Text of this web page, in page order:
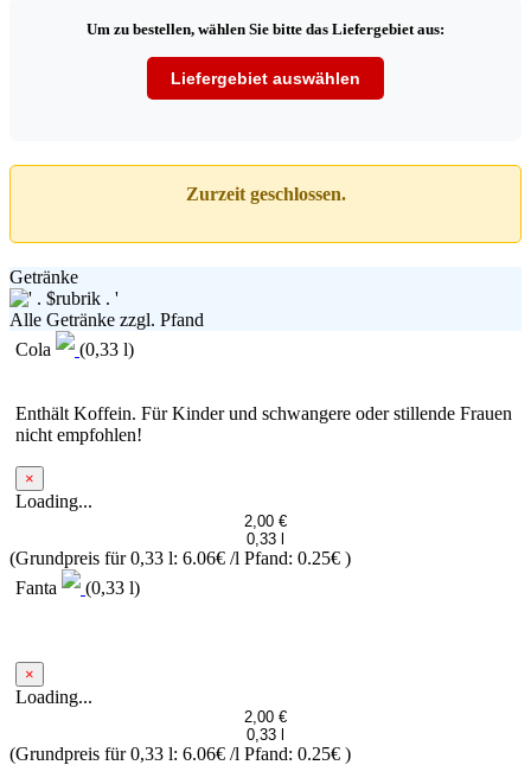
Um zu bestellen, wählen Sie bitte das Liefergebiet aus:
Liefergebiet auswählen
Zurzeit geschlossen.
Getränke
Alle Getränke zzgl. Pfand
Cola
(0,33 l)
Enthält Koffein. Für Kinder und schwangere oder stillende Frauen
nicht empfohlen!
×
Loading...
2,00 €
0,33 l
(Grundpreis für 0,33 l: 6.06€ /l Pfand: 0.25€ )
Fanta
(0,33 l)
×
Loading...
2,00 €
0,33 l
(Grundpreis für 0,33 l: 6.06€ /l Pfand: 0.25€ )